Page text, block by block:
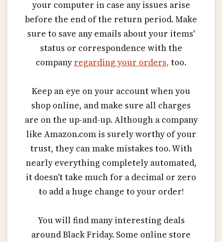
your computer in case any issues arise
before the end of the return period. Make
sure to save any emails about your items'
status or correspondence with the
companyregarding your orders, too.
Keep an eye on your account when you
shop online, and make sure all charges
are on the up-and-up. Although a company
like Amazon.com is surely worthy of your
trust, they can make mistakes too. With
nearly everything completely automated,
it doesn't take much for a decimal or zero
to add a huge change to your order!
You will find many interesting deals
around Black Friday. Some online store